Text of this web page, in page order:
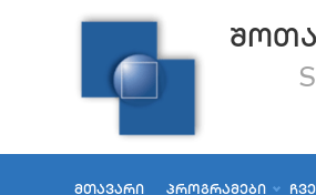
ᲛᲗᲐᲕᲐᲠᲘ ᲞᲠᲝᲒᲠᲐᲛᲔᲑᲘ